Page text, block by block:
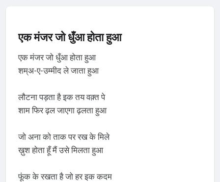
एक मंजर जो धुँआ होता हुआ
एक मंजर जो धुँआ होता हुआ
शम्अ-ए-उम्मीद ले जाता हुआ
लौटना पड़ता है इक तय वक़्त पे
शाम फिर ढ़ल जाएगा ढ़लता हुआ
जो अना को ताक पर रख के मिले
ख़ुश होता हूँ मैं उसे मिलता हुआ
फूंक के रखता है जो हर इक कदम